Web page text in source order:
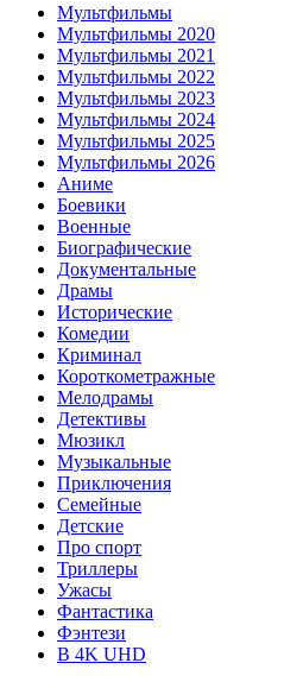
Мультфильмы
Мультфильмы 2020
Мультфильмы 2021
Мультфильмы 2022
Мультфильмы 2023
Мультфильмы 2024
Мультфильмы 2025
Мультфильмы 2026
Аниме
Боевики
Военные
Биографические
Документальные
Драмы
Исторические
Комедии
Криминал
Короткометражные
Мелодрамы
Детективы
Мюзикл
Музыкальные
Приключения
Семейные
Детские
Про спорт
Триллеры
Ужасы
Фантастика
Фэнтези
В 4K UHD